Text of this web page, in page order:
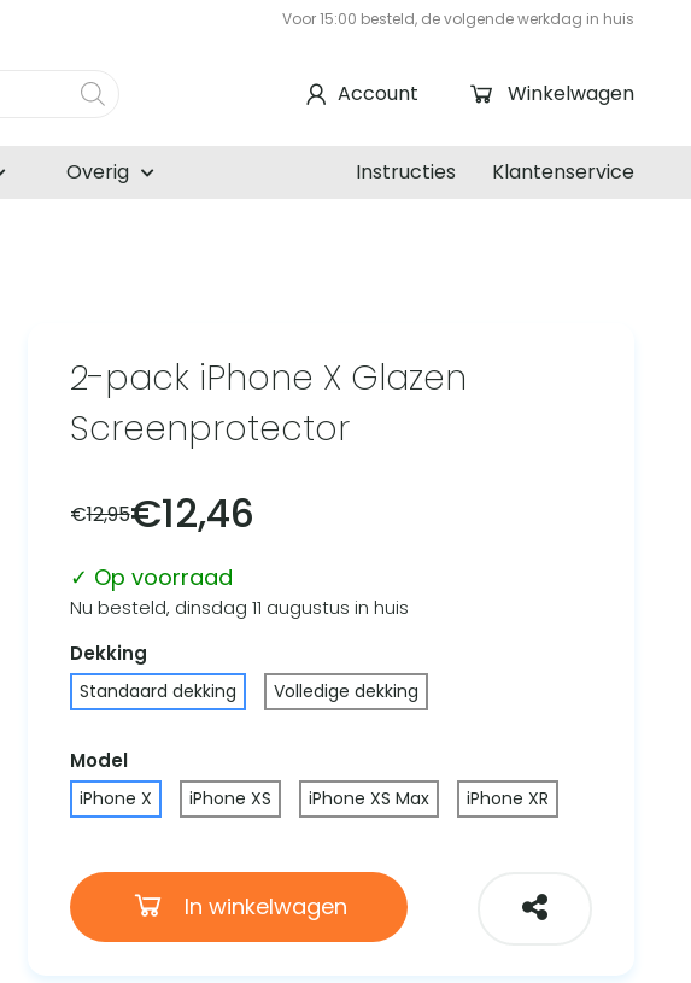
Voor 15:00 besteld, de volgende werkdag in huis
Winkelwagen
Account
Overig Klantenservice
Instructies
2-pack iPhone X Glazen
Screenprotector
€12,95€12,46
✓ Op voorraad
Nu besteld, dinsdag 11 augustus in huis
Dekking
Standaard dekking Volledige dekking
Model
iPhone X iPhone XS iPhone XS Max iPhone XR
In winkelwagen